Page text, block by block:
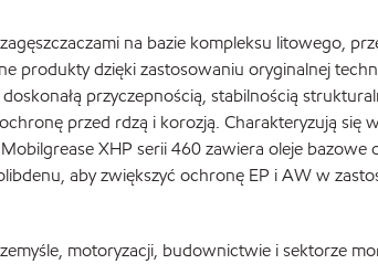
na bazie kompleksu litowego,
produkty dzięki zastosowaniu oryginalnej
przyczepnością, stabilnością
przed rdzą i korozją. Charakteryzują się
XHP serii 460 zawiera oleje
aby zwiększyć ochronę EP i AW w
motoryzacji, budownictwie i sektorze